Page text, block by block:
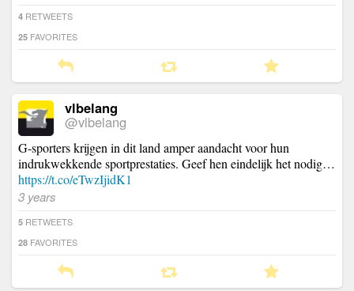
4 RETWEETS
25 FAVORITES
vlbelang
@vlbelang
G-sporters krijgen in dit land amper aandacht voor hun
indrukwekkende sportprestaties. Geef hen eindelijk het nodig…
https://t.co/eTwzIjidK1
3 years
5 RETWEETS
28 FAVORITES